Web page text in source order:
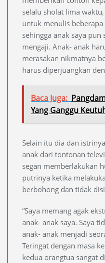
selalu sholat lima
untuk menulis
sehingga anak saya
mengaji. Anak- anak
merasakan nikmatnya
harus diperjuangkan
Baca Juga:
Yang Ganggu
Selain itu dia dan
anak dari tontonan
segan memberlakukan
putrinya ketika
berbohong dan tidak
“Saya memang agak
anak- anak saya. Saya
anak- anak menjadi
Teringat dengan masa
kedua orangtua sangat